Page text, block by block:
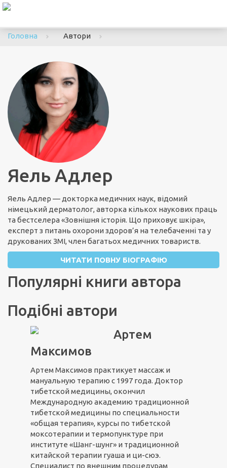
Головна
Автори
Яель Адлер
Яель Адлер — докторка медичних наук, відомий
німецький дерматолог, авторка кількох наукових праць
та бестселера «Зовнішня історія. Що приховує шкіра»,
експерт з питань охорони здоров’я на телебаченні та у
друкованих ЗМІ, член багатьох медичних товариств.
ЧИТАТИ ПОВНУ БІОГРАФІЮ
Популярні книги автора
Подібні автори
Артем
Максимов
Артем Максимов практикует массаж и
мануальную терапию с 1997 года. Доктор
тибетской медицины, окончил
Международную академию традиционной
тибетской медицины по специальности
«общая терапия», курсы по тибетской
моксотерапии и термопунктуре при
институте «Шанг-шунг» и традиционной
китайской терапии гуаша и ци-сюэ.
Специалист по внешним процедурам